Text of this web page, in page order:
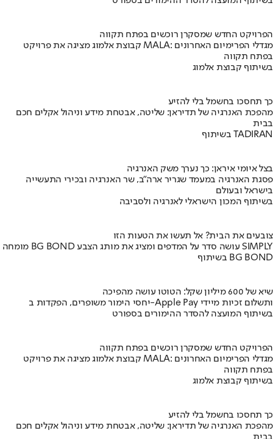
הפרויקט החדש שמסקרן רוכשים בפתח תקווה
קבוצת אלמוג מציגה את פרויקט MALA: מגדלי הפרימיום האחרונים
בפתח תקווה
בשיתוף קבוצת אלמוג
כך תחסכו בחשמל בלי להזיע
מהפכת האנרגיה של תדיראן: שליטה, אבטחת מידע וניהול אקלים חכם
בבית
בשיתוף TADIRAN
בצל איומי איראן: כך נערך משק האנרגיה
פסגת האנרגיה במעמד שגריר ארה"ב, שר האנרגיה ובכירי התעשייה
בישראל ובעולם
בשיתוף המכון הישראלי לאנרגיה ולסביבה
צובעים את הבית? אל תעשו את הטעות הזו
מומחה BG BOND עושה סדר על המדפים ומציג את מותג הצבע SIMPLY
בשיתוף BG BOND
שיא של 600 מיליון שקל: הטוטו עושה מהפיכה
יחסי הימור משופרים, הפקדות ב-Apple Pay ותשלום זכיות מיידי
בשיתוף המועצה להסדר ההימורים בספורט
הפרויקט החדש שמסקרן רוכשים בפתח תקווה
קבוצת אלמוג מציגה את פרויקט MALA: מגדלי הפרימיום האחרונים
בפתח תקווה
בשיתוף קבוצת אלמוג
כך תחסכו בחשמל בלי להזיע
מהפכת האנרגיה של תדיראן: שליטה, אבטחת מידע וניהול אקלים חכם